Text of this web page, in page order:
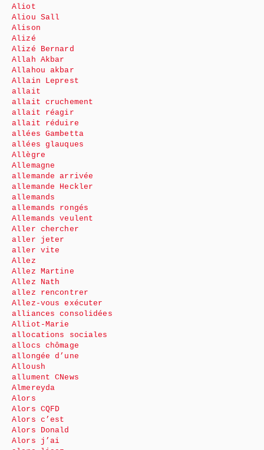
Aliot
Aliou Sall
Alison
Alizé
Alizé Bernard
Allah Akbar
Allahou akbar
Allain Leprest
allait
allait cruchement
allait réagir
allait réduire
allées Gambetta
allées glauques
Allègre
Allemagne
allemande arrivée
allemande Heckler
allemands
allemands rongés
Allemands veulent
Aller chercher
aller jeter
aller vite
Allez
Allez Martine
Allez Nath
allez rencontrer
Allez-vous exécuter
alliances consolidées
Alliot-Marie
allocations sociales
allocs chômage
allongée d’une
Alloush
allument CNews
Almereyda
Alors
Alors CQFD
Alors c’est
Alors Donald
Alors j’ai